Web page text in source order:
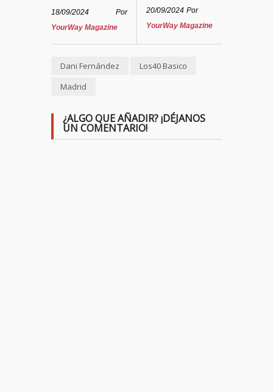
18/09/2024
Por
YourWay Magazine
20/09/2024 Por
YourWay Magazine
Dani Fernández
Los40 Basico
Madrid
¿ALGO QUE AÑADIR? ¡DÉJANOS
UN COMENTARIO!